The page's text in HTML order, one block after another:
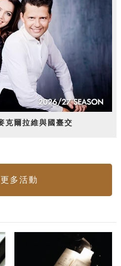
克爾拉維與國臺交
多活動